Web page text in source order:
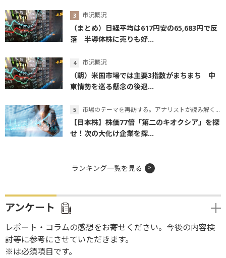
市況概況
（まとめ）日経平均は617円安の65,683円で反
落 半導体株に売りも好...
市況概況
（朝）米国市場では主要3指数がまちまち 中
東情勢を巡る懸念の後退...
市場のテーマを再訪する。アナリストが読み解くテーマの本質
【日本株】株価77倍「第二のキオクシア」を探
せ！次の大化け企業を探...
ランキング一覧を見る
アンケート
レポート・コラムの感想をお寄せください。今後の内容検
討等に参考にさせていただきます。
※は必須項目です。